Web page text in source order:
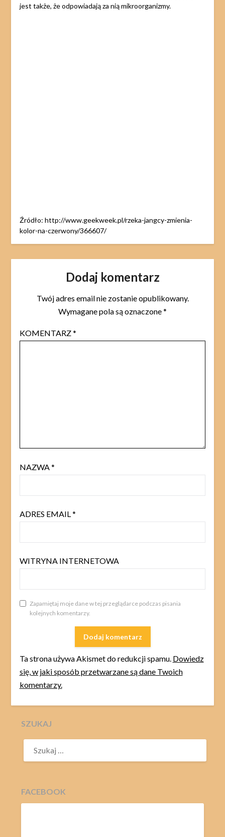
jest także, że odpowiadają za nią mikroorganizmy.
Źródło: http://www.geekweek.pl/rzeka-jangcy-zmienia-
kolor-na-czerwony/366607/
Dodaj komentarz
Twój adres email nie zostanie opublikowany.
Wymagane pola są oznaczone*
KOMENTARZ*
NAZWA*
ADRES EMAIL*
WITRYNA INTERNETOWA
Zapamiętaj moje dane w tej przeglądarce podczas pisania
kolejnych komentarzy.
Ta strona używa Akismet do redukcji spamu. Dowiedz
się, w jaki sposób przetwarzane są dane Twoich
komentarzy.
SZUKAJ
SZUKAJ:
FACEBOOK